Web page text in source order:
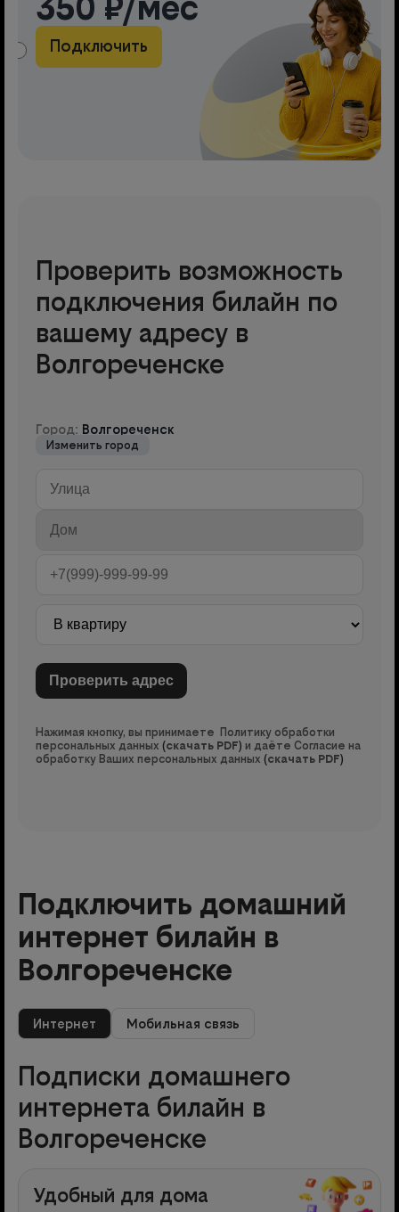
350 ₽/мес
Подключить
Проверить возможность
подключения билайн по
вашему адресу в
Волгореченске
Город: Волгореченск
Изменить город
Нажимая кнопку, вы принимаете Политику обработки
персональных данных (скачать PDF) и даёте Согласие на
обработку Ваших персональных данных (скачать PDF)
Подключить домашний
интернет билайн в
Волгореченске
Интернет Мобильная связь
Подписки домашнего
интернета билайн в
Волгореченске
Удобный для дома